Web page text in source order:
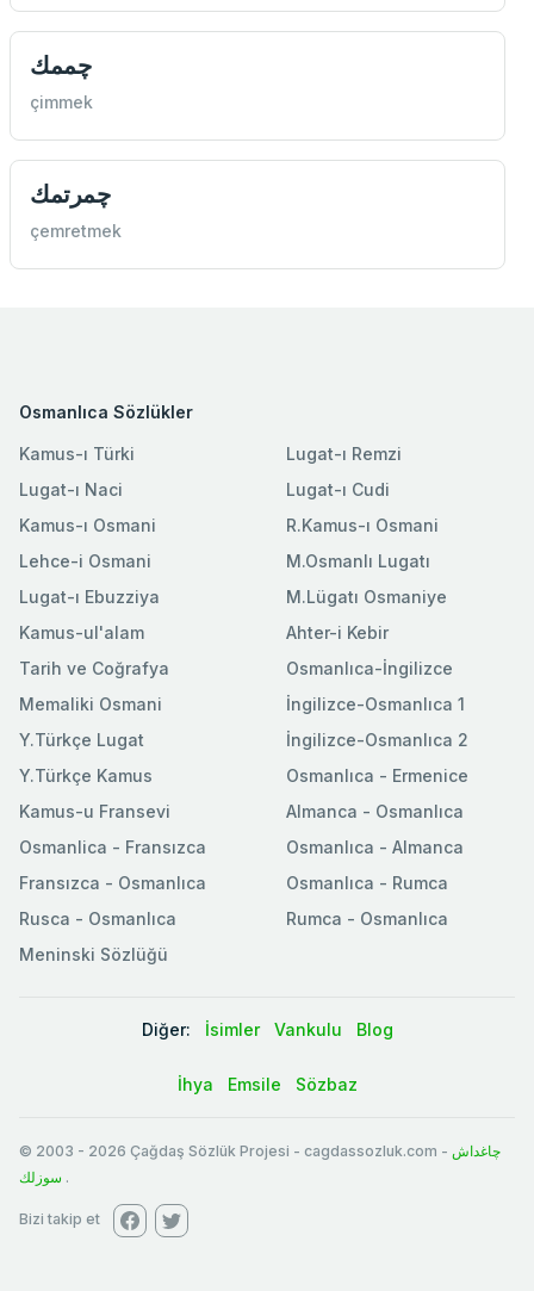
چممك
çimmek
چمرتمك
çemretmek
Osmanlıca Sözlükler
Kamus-ı Türki
Lugat-ı Naci
Kamus-ı Osmani
Lehce-i Osmani
Lugat-ı Ebuzziya
Lugat-ı Remzi
Lugat-ı Cudi
R.Kamus-ı Osmani
M.Osmanlı Lugatı
M.Lügatı Osmaniye
Kamus-ul'alam
Tarih ve Coğrafya
Memaliki Osmani
Y.Türkçe Lugat
Y.Türkçe Kamus
Ahter-i Kebir
Osmanlıca-İngilizce
İngilizce-Osmanlıca 1
İngilizce-Osmanlıca 2
Osmanlıca - Ermenice
Kamus-u Fransevi
Osmanlica - Fransızca
Fransızca - Osmanlıca
Rusca - Osmanlıca
Meninski Sözlüğü
Almanca - Osmanlıca
Osmanlıca - Almanca
Osmanlıca - Rumca
Rumca - Osmanlıca
Diğer: İsimler Vankulu Blog
İhya Emsile Sözbaz
© 2003 - 2026 Çağdaş Sözlük Projesi - cagdassozluk.com - چاغداش
سوزلك .
Bizi takip et